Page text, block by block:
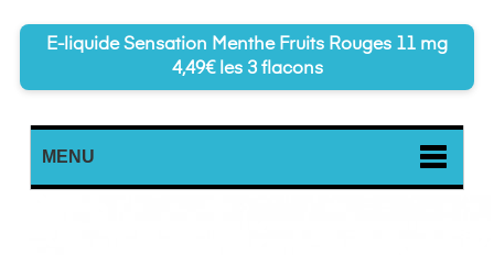
E-liquide Sensation Menthe Fruits Rouges 11 mg
4,49€ les 3 flacons
MENU